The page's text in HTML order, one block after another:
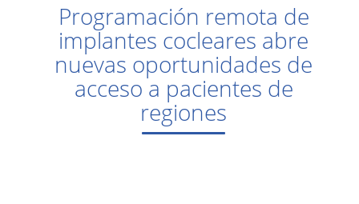
Programación remota de
implantes cocleares abre
nuevas oportunidades de
acceso a pacientes de
regiones